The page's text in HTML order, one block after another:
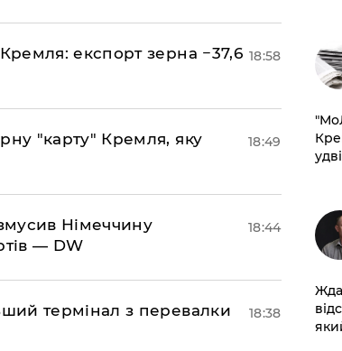
експорт зерна −37,6 18:58
"карту" Кремля, яку
18:49
Німеччину
— DW
18:44
термінал з перевалки
18:38